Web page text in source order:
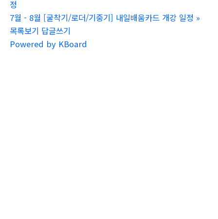
정
7월 - 8월 [굴착기/로더/기중기] 내일배움카드 개강 일정 »
목록보기 답글쓰기
Powered by KBoard